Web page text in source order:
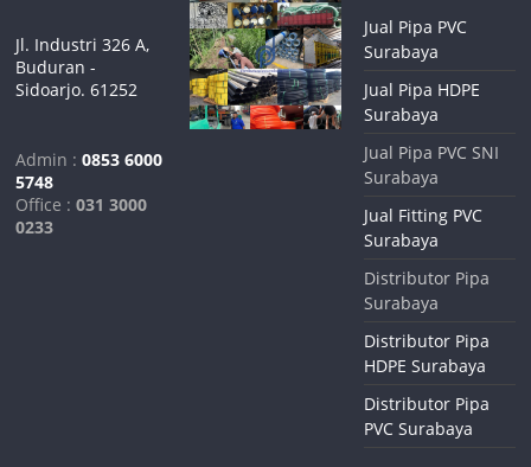
Jl. Industri 326 A,
Buduran -
Sidoarjo. 61252
Admin :0853 6000
5748
Office : 031 3000
0233
Jual Pipa PVC
Surabaya
Jual Pipa HDPE
Surabaya
Jual Pipa PVC SNI
Surabaya
Jual Fitting PVC
Surabaya
Distributor Pipa
Surabaya
Distributor Pipa
HDPE Surabaya
Distributor Pipa
PVC Surabaya